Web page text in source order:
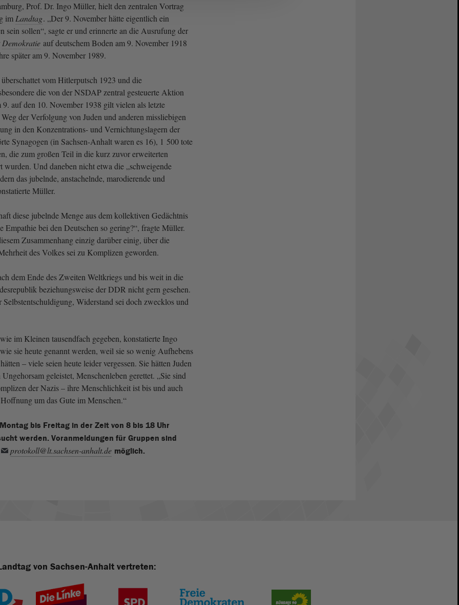
Prof. Dr. Ingo Müller, hielt den zentralen Vortrag
im Landtag. „Der 9. November hätte eigentlich ein
sein sollen“, sagte er und erinnerte an die Ausrufung der
Demokratie auf deutschem Boden am 9. November 1918
später am 9. November 1989.
vom Hitlerputsch 1923 und die
die von der NSDAP zentral gesteuerte Aktion
auf den 10. November 1938 gilt vielen als letzte
der Verfolgung von Juden und anderen missliebigen
in den Konzentrations- und Vernichtungslagern der
Synagogen (in Sachsen-Anhalt waren es 16), 1 500 tote
die zum großen Teil in die kurz zuvor erweiterten
wurden. Und daneben nicht etwa die „schweigende
das jubelnde, anstachelnde, marodierende und
Müller.
diese jubelnde Menge aus dem kollektiven Gedächtnis
Empathie bei den Deutschen so gering?“, fragte Müller.
Zusammenhang einzig darüber einig, über die
des Volkes sei zu Komplizen geworden.
dem Ende des Zweiten Weltkriegs und bis weit in die
beziehungsweise der DDR nicht gern gesehen.
Selbstentschuldigung, Widerstand sei doch zwecklos und
im Kleinen tausendfach gegeben, konstatierte Ingo
sie heute genannt werden, weil sie so wenig Aufhebens
– viele seien heute leider vergessen. Sie hätten Juden
geleistet, Menschenleben gerettet. „Sie sind
der Nazis – ihre Menschlichkeit ist bis und auch
um das Gute im Menschen.“
bis Freitag in der Zeit von 8 bis 18 Uhr
werden. Voranmeldungen für Gruppen sind
protokoll@lt.sachsen-anhalt.de möglich.
von Sachsen-Anhalt vertreten: